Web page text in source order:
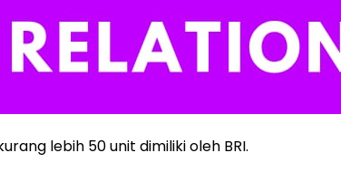
lebih 50 unit dimiliki oleh BRI.